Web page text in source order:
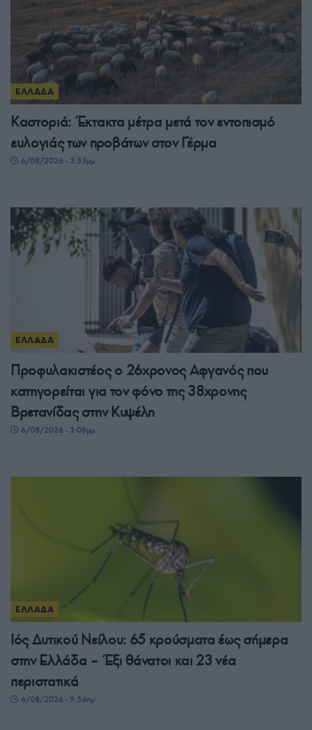
ΕΛΛΑΔΑ
Καστοριά: Έκτακτα μέτρα μετά τον εντοπισμό
ευλογιάς των προβάτων στον Γέρμα
6/08/2026 - 3:33μμ
ΕΛΛΑΔΑ
Προφυλακιστέος ο 26χρονος Αφγανός που
κατηγορείται για τον φόνο της 38χρονης
Βρετανίδας στην Κυψέλη
6/08/2026 - 3:08μμ
ΕΛΛΑΔΑ
Ιός Δυτικού Νείλου: 65 κρούσματα έως σήμερα
στην Ελλάδα – Έξι θάνατοι και 23 νέα
περιστατικά
6/08/2026 - 9:54πμ